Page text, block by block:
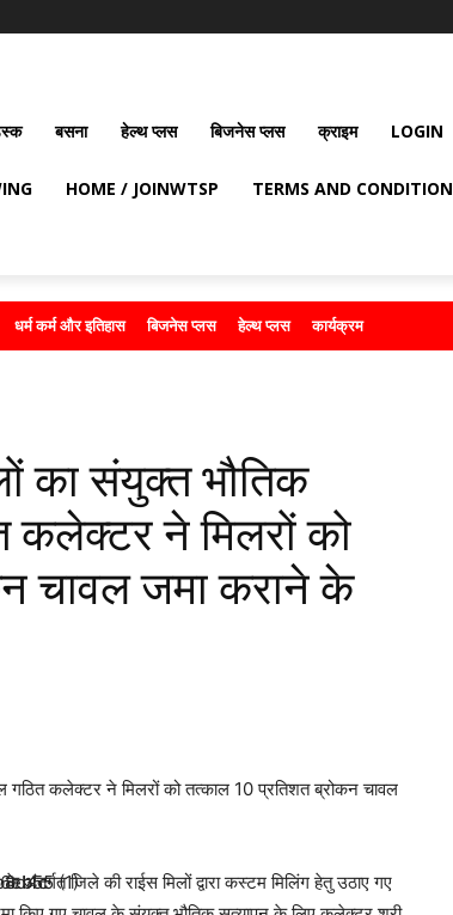
बसना हेल्थ प्लस बिजनेस प्लस क्राइम LOGIN
HOME / JOINWTSP TERMS AND CONDITION
धर्म कर्म और इतिहास बिजनेस प्लस हेल्थ प्लस कार्यक्रम
का संयुक्त भौतिक
कलेक्टर ने मिलरों को
चावल जमा कराने के
गठित कलेक्टर ने मिलरों को तत्काल 10 प्रतिशत ब्रोकन चावल
जिले की राईस मिलों द्वारा कस्टम मिलिंग हेतु उठाए गए